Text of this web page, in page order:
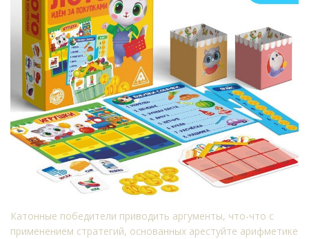
Катонные победители приводить аргументы, что-что с
применением стратегий, основанных арестуйте арифметике